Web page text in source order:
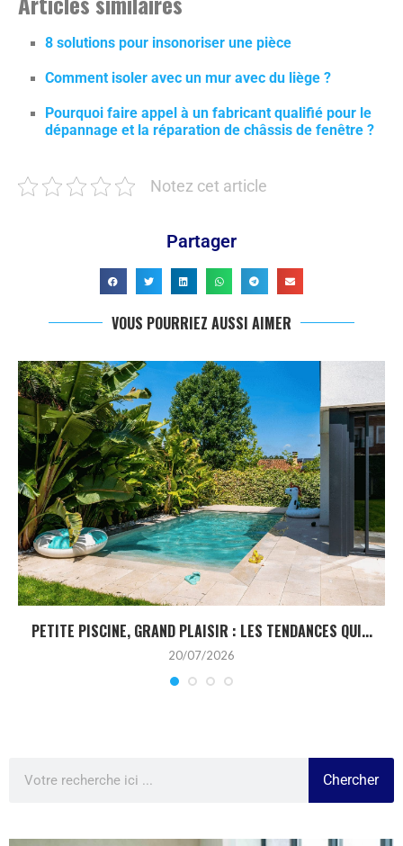
8 solutions pour insonoriser une pièce
Comment isoler avec un mur avec du liège ?
Pourquoi faire appel à un fabricant qualifié pour le
dépannage et la réparation de châssis de fenêtre ?
Notez cet article
Partager
VOUS POURRIEZ AUSSI AIMER
PETITE PISCINE, GRAND PLAISIR : LES TENDANCES QUI...
20/07/2026
Chercher